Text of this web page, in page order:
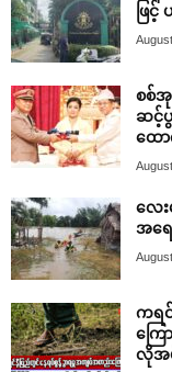
ဖြင့်
စစ်
ဆင့်
ထော
လေ
အရေ
ကရ
ကြေ
လိုအ